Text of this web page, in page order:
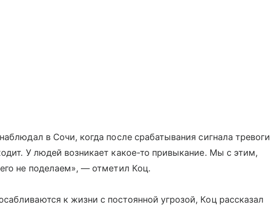
в Сочи, когда после срабатывания сигнала тревоги
У людей возникает какое-то привыкание. Мы с этим,
не поделаем», — отметил Коц.
к жизни с постоянной угрозой, Коц рассказал